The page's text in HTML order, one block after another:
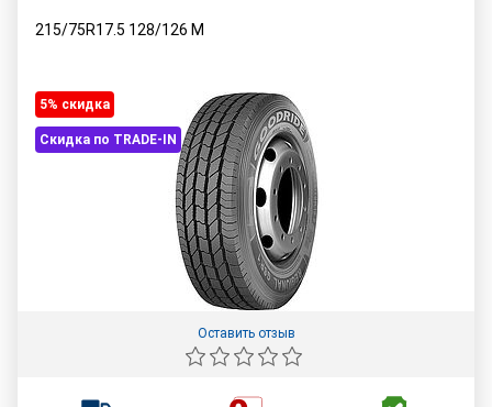
215/75R17.5 128/126 M
5% cкидка
Скидка по TRADE-IN
Оставить отзыв